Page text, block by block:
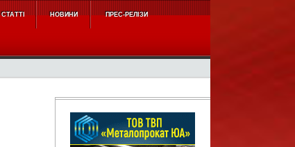
СТАТТІ НОВИНИ ПРЕС-РЕЛІЗИ